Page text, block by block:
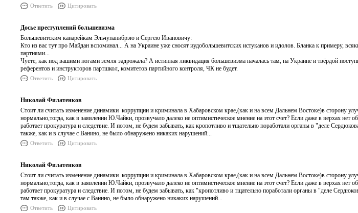
Ответить Цитировать
Досье преступлений большевизма
Большевитским канарейкам Эльчупанибрэю и Сергею Ивановичу:
Кто из вас тут про Майдан вспоминал... А на Украине уже сносят иудобольшевитских истуканов и идолов. Бланка к примеру,
партиями...
Чуете, как под вашими ногами земля задрожала? А истинная ликвидация большевизма началась там, на Украине и твёрдой
референтов и инструкторов партшкол, комитетов партийного контроля, ЧК не будет.
Ответить Цитировать
Николай Филатенков
Стоит ли считать изменение динамики коррупции и криминала в Хабаровском крае,(как и на всем Дальнем Востоке)в сторону
нормально,тогда, как в заявлении Ю.Чайки, прозвучало далеко не оптимистическое мнение на этот счет? Если даже в верхах нет
работает прокуратура и следствие. И потом, не будем забывать, как кропотливо и тщательно поработали органы в "деле
также, как и в случае с Ванино, не было обнаружено никаких нарушений...
Ответить Цитировать
Николай Филатенков
Стоит ли считать изменение динамики коррупции и криминала в Хабаровском крае,(как и на всем Дальнем Востоке)в сторону
нормально,тогда, как в заявлении Ю.Чайки, прозвучало далеко не оптимистическое мнение на этот счет? Если даже в верхах нет
работает прокуратура и следствие. И потом, не будем забывать, как "кропотливо и тщательно поработали органы в "деле
там также, как и в случае с Ванино, не было обнаружено никаких нарушений...
Ответить Цитировать